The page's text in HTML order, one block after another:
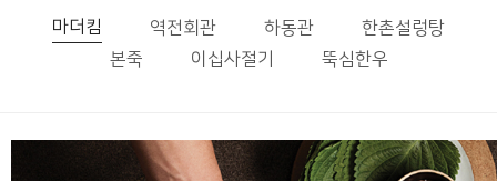
마더킴 역전회관 하동관
한촌설렁탕
본죽
이십사절기 뚝심한우